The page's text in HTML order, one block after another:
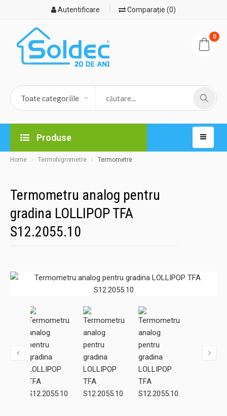
Autentificare Comparație (0)
0
Produse
Home Termohigrometre Termometre
Termometru analog pentru
gradina LOLLIPOP TFA
S12.2055.10